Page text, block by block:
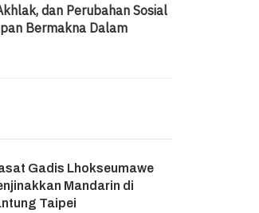
dan Perubahan Sosial
Bermakna Dalam
Gadis Lhokseumawe
Mandarin di
Taipei